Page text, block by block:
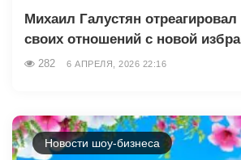
Михаил Галустян отреагировал
своих отношений с новой
282 6 АПРЕЛЯ, 2026 22:16
Новости шоу-бизнеса